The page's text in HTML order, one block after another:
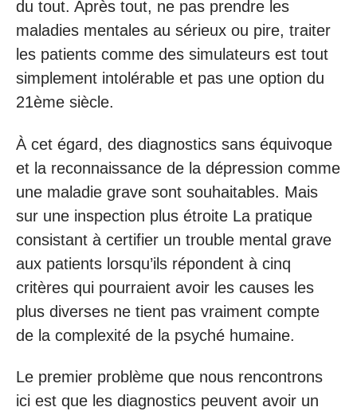
du tout. Après tout, ne pas prendre les
maladies mentales au sérieux ou pire, traiter
les patients comme des simulateurs est tout
simplement intolérable et pas une option du
21ème siècle.
À cet égard, des diagnostics sans équivoque
et la reconnaissance de la dépression comme
une maladie grave sont souhaitables. Mais
sur une inspection plus étroite La pratique
consistant à certifier un trouble mental grave
aux patients lorsqu’ils répondent à cinq
critères qui pourraient avoir les causes les
plus diverses ne tient pas vraiment compte
de la complexité de la psyché humaine.
Le premier problème que nous rencontrons
ici est que les diagnostics peuvent avoir un